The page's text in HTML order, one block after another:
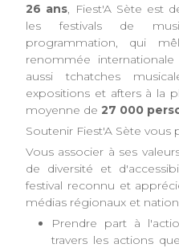
26 ans, Fiest'A Sète est
les festivals de
programmation, qui
renommée
aussi tchatches
expositions et afters à la
moyenne de 27 000
Soutenir Fiest'A Sète vous
Vous associer à ses
de diversité et
festival reconnu et
médias régionaux et
Prendre part à
travers les actions